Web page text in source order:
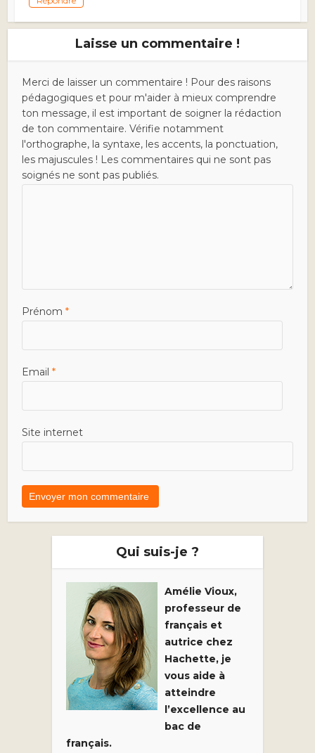
Laisse un commentaire !
Merci de laisser un commentaire ! Pour des raisons
pédagogiques et pour m'aider à mieux comprendre
ton message, il est important de soigner la rédaction
de ton commentaire. Vérifie notamment
l'orthographe, la syntaxe, les accents, la ponctuation,
les majuscules ! Les commentaires qui ne sont pas
soignés ne sont pas publiés.
Prénom*
Email*
Site internet
Qui suis-je ?
Amélie Vioux,
professeur de
français et
autrice chez
Hachette, je
vous aide à
atteindre
l’excellence au
bac de
français.